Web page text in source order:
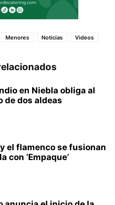
Menores Noticias Videos
en Niebla obliga al
de dos aldeas
el flamenco se fusionan
con ‘Empaque’